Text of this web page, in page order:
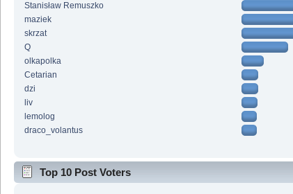
Stanisław Remuszko
maziek
skrzat
Q
olkapolka
Cetarian
dzi
liv
lemolog
draco_volantus
Top 10 Post Voters